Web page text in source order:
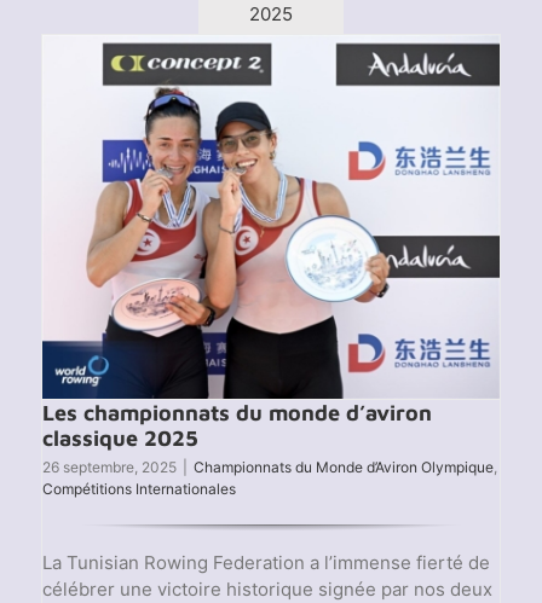
Aviron
Plage
2025
Les championnats du monde d’aviron
classique 2025
26 septembre, 2025 Championnats du Monde d’Aviron Olympique,
Compétitions Internationales
La Tunisian Rowing Federation a l’immense fierté de
célébrer une victoire historique signée par nos deux